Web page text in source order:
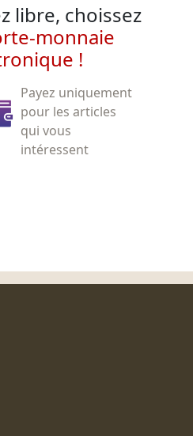
libre, choissez
monnaie
!
Payez uniquement
pour les articles
qui vous
intéressent